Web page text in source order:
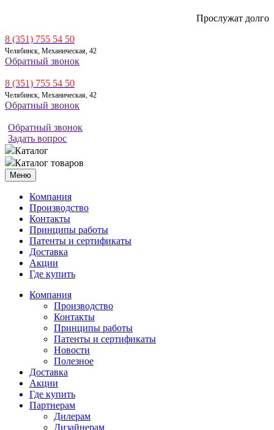
Прослужат долго
8 (351) 755 54 50
Челябинск, Механическая, 42
Обратный звонок
8 (351) 755 54 50
Челябинск, Механическая, 42
Обратный звонок
Обратный звонок
Задать вопрос
Каталог
Каталог товаров
Меню
Компания
Производство
Контакты
Принципы работы
Патенты и сертификаты
Доставка
Акции
Где купить
Компания
Производство
Контакты
Принципы работы
Патенты и сертификаты
Новости
Полезное
Доставка
Акции
Где купить
Партнерам
Дилерам
Дизайнерам